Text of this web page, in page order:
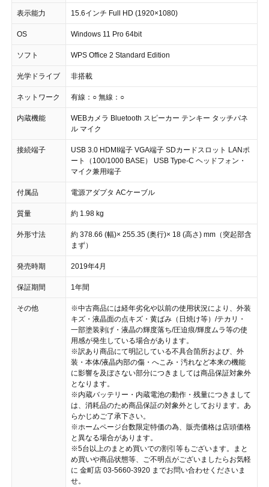
表示能力 15.6インチ Full HD (1920×1080)
OS Windows 11 Pro 64bit
ソフト WPS Office 2 Standard Edition
光学ドライブ 非搭載
ネットワーク 有線：○ 無線：○
内蔵機能
WEBカメラ Bluetooth スピーカー テンキー タッチパネ
ル マイク
接続端子
USB 3.0 HDMI端子 VGA端子 SDカードスロット LANポ
ート（100/1000 BASE） USB Type-C ヘッドフォン・
マイク兼用端子
付属品 電源アダプタ ACケーブル
質量 約 1.98 kg
外形寸法
約 378.66 (幅)× 255.35 (奥行)× 18 (高さ) mm（突起部含
まず）
発売時期 2019年4月
保証期間 1年間
その他
※中古商品には経年劣化や以前の使用状況により、外装
キズ・液晶面の点キズ・黄ばみ（日焼け等）/テカリ・
一部塗装剥げ・液晶の輝度落ち/圧迫痕/輝度ムラ等の使
用感が発生している場合があります。
※訳あり商品にて明記している不具合箇所および、外
装・本体/液晶内部の傷・へこみ・汚れなど本来の機能
に影響を及ぼさない部分につきましては商品保証対象外
となります。
※内蔵バッテリー・内蔵電池の動作・残量につきまして
は、消耗品のため商品保証の対象外としております。あ
らかじめご了承下さい。
※ホームページ台数限定特価の為、販売価格は店頭価格
と異なる場合があります。
※5台以上のまとめ買いでの割引等もございます。まと
め買いや商品状態等、ご不明点がございましたらお気軽
に 金町店 03-5660-3920 までお問い合わせくださいま
せ。